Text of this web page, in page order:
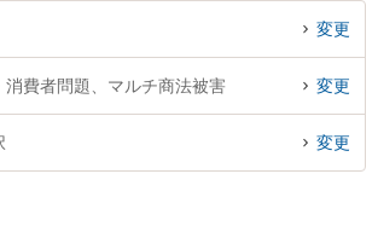
に福光法律事務所の佐藤 孝明弁護士や弁護士法人葵綜
たマルチ商法被害のトラブルを今すぐに弁護士に相談
害のトラブル解決の実績豊富な近くの弁護士を検索し
マルチ商法被害を法律相談できる福島県内の弁護士に
変更
消費者問題、マルチ商法被害 変更
変更